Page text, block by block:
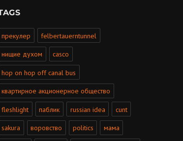
прекулер felbertauerntunnel
нищие духом casco
hop on hop off canal bus
квартирное акционерное общество
fleshlight паблик russian idea cunt
sakura воровство politics мама